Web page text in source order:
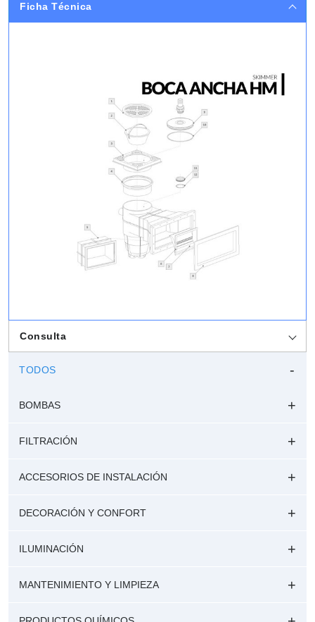
Ficha Técnica
Consulta
TODOS
BOMBAS
FILTRACIÓN
ACCESORIOS DE INSTALACIÓN
DECORACIÓN Y CONFORT
ILUMINACIÓN
MANTENIMIENTO Y LIMPIEZA